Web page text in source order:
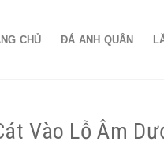
CHỦ ĐÁ ANH QUÂN
Vào Lỗ Âm